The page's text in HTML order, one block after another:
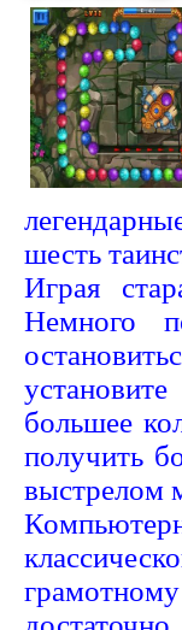
шесть
Играя
Немного
большее
получить
выстрелом